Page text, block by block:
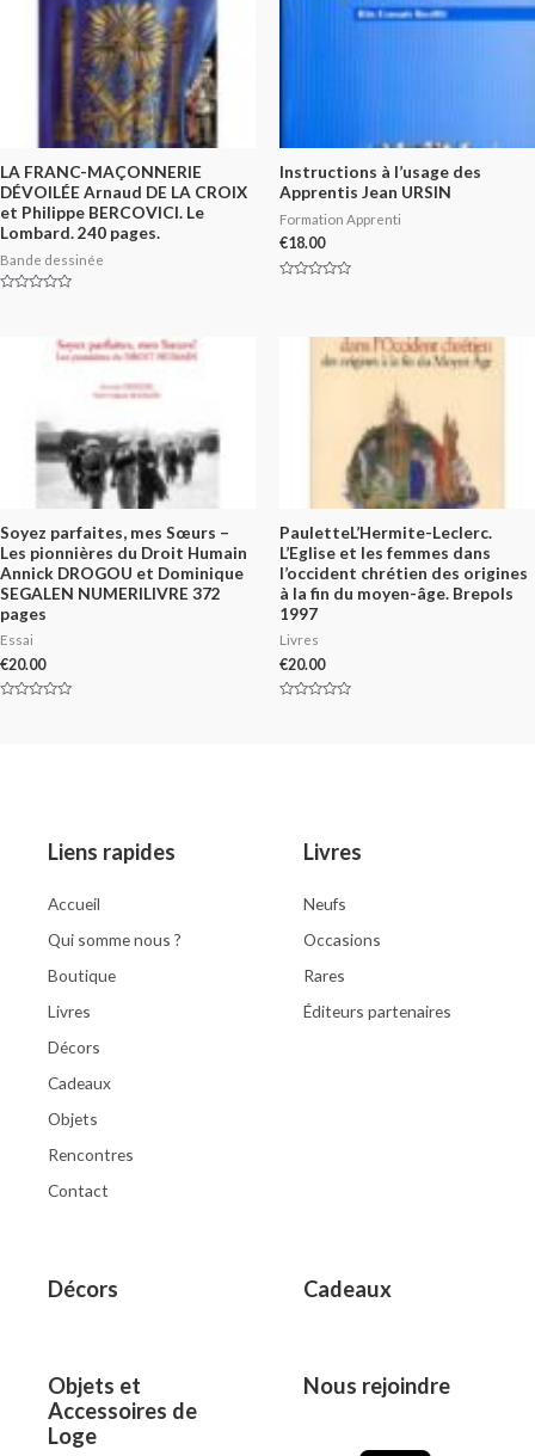
LA FRANC-MAÇONNERIE
DÉVOILÉE Arnaud DE LA CROIX
et Philippe BERCOVICI. Le
Lombard. 240 pages.
Bande dessinée
Instructions à l’usage des
Apprentis Jean URSIN
Formation Apprenti
€18.00
Soyez parfaites, mes Sœurs –
Les pionnières du Droit Humain
Annick DROGOU et Dominique
SEGALEN NUMERILIVRE 372
pages
Essai
€20.00
PauletteL’Hermite-Leclerc.
L’Eglise et les femmes dans
l’occident chrétien des origines
à la fin du moyen-âge. Brepols
1997
Livres
€20.00
Liens rapides
Accueil
Qui somme nous ?
Boutique
Livres
Décors
Cadeaux
Objets
Rencontres
Contact
Livres
Neufs
Occasions
Rares
Éditeurs partenaires
Décors Cadeaux
Objets et
Accessoires de
Loge
Nous rejoindre